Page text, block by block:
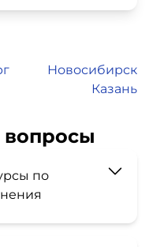
Новосибирск
Казань
вопросы
по